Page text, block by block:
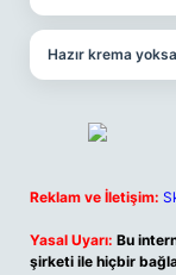
Hazır krema
Reklam ve İletişim:
Yasal Uyarı: Bu
şirketi ile hiçbir